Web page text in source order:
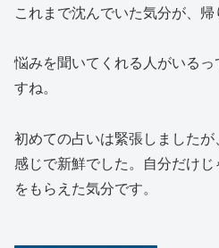
これまで沈んでいた気分が、帰
悩みを聞いてくれる人がいる
すね。
初めての占いは緊張しました
感じで新鮮でした。自分だけ
をもらえた気分です。